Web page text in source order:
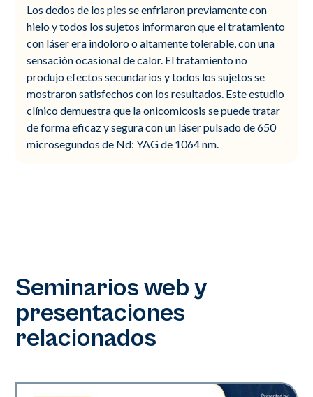
Los dedos de los pies se enfriaron previamente con
hielo y todos los sujetos informaron que el tratamiento
con láser era indoloro o altamente tolerable, con una
sensación ocasional de calor. El tratamiento no
produjo efectos secundarios y todos los sujetos se
mostraron satisfechos con los resultados. Este estudio
clínico demuestra que la onicomicosis se puede tratar
de forma eficaz y segura con un láser pulsado de 650
microsegundos de Nd: YAG de 1064 nm.
Seminarios web y
presentaciones
relacionados